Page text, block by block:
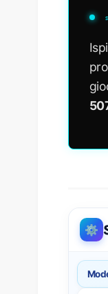
⚙️